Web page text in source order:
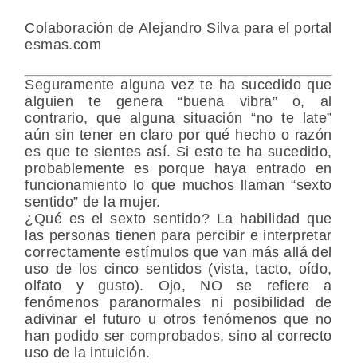
Colaboración deAlejandro Silva para el portal
esmas.com
Seguramente alguna vez te ha sucedido que
alguien te genera “buena vibra” o, al
contrario, que alguna situación “no te late”
aún sin tener en claro por qué hecho o razón
es que te sientes así. Si esto te ha sucedido,
probablemente es porque haya entrado en
funcionamiento lo que muchos llaman “sexto
sentido” de la mujer.
¿Qué es el sexto sentido? La habilidad que
las personas tienen para percibir e interpretar
correctamente estímulos que van más allá del
uso de los cinco sentidos (vista, tacto, oído,
olfato y gusto). Ojo, NO se refiere a
fenómenos paranormales ni posibilidad de
adivinar el futuro u otros fenómenos que no
han podido ser comprobados, sino al correcto
uso de la intuición.